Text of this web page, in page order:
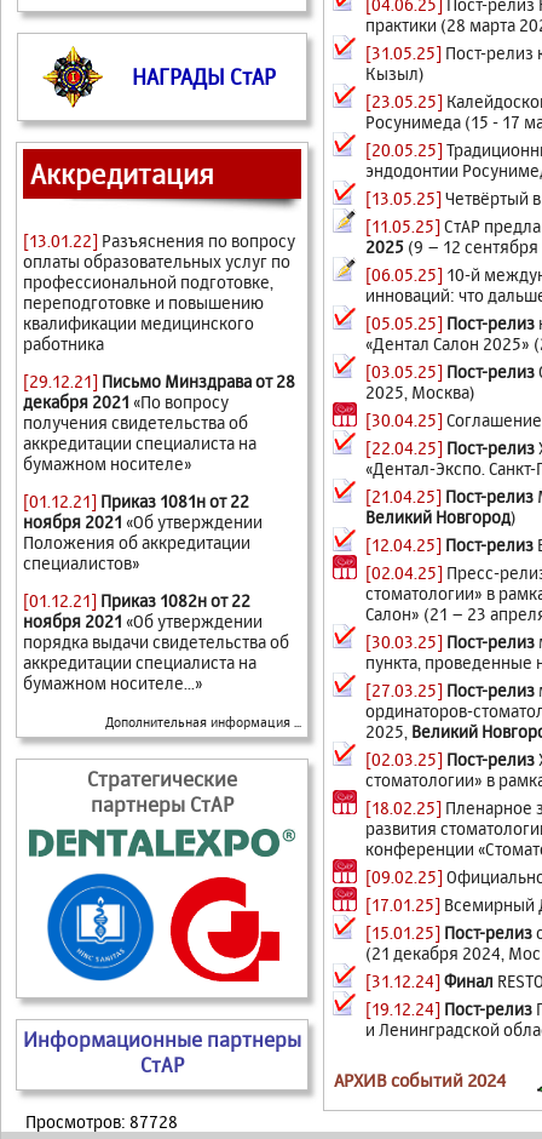
НАГРАДЫ СтАР
Аккредитация
[13.01.22] Разъяснения по вопросу
оплаты образовательных услуг по
профессиональной подготовке,
переподготовке и повышению
квалификации медицинского
работника
[29.12.21] Письмо Минздрава от 28
декабря 2021 «По вопросу
получения свидетельства об
аккредитации специалиста на
бумажном носителе»
[01.12.21] Приказ 1081н от 22
ноября 2021 «Об утверждении
Положения об аккредитации
специалистов»
[01.12.21] Приказ 1082н от 22
ноября 2021 «Об утверждении
порядка выдачи свидетельства об
аккредитации специалиста на
бумажном носителе...»
Дополнительная информация ...
Стратегические
партнеры СтАР
Информационные партнеры
СтАР
[04.06.25]
Пост-
практики (28 марта
[31.05.25] Пост-релиз
Кызыл)
[23.05.25]
Росунимеда (15 - 17
[20.05.25]
эндодонтии
[13.05.25]Четвёртый
[11.05.25]СтАР
2025 (9 – 12
[06.05.25] 10-й
инноваций: что
[05.05.25] Пост-релиз
«Дентал Салон 2025»
[03.05.25] Пост-релиз
2025, Москва)
[30.04.25]
[22.04.25] Пост-релиз
«Дентал-Экспо.
[21.04.25] Пост-релиз
Великий Новгород)
[12.04.25] Пост-релиз
[02.04.25] Пресс-
стоматологии» в
Салон» (21 – 23
[30.03.25] Пост-релиз
пункта, проведенные
[27.03.25] Пост-релиз
ординаторов-
2025, Великий
[02.03.25] Пост-релиз
стоматологии» в
[18.02.25] Пленарное
развития
конференции
[09.02.25]
[17.01.25] Всемирный
[15.01.25] Пост-релиз
(21 декабря 2024,
[31.12.24]Финал
[19.12.24] Пост-релиз
и Ленинградской
АРХИВ событий 2024
Просмотров: 87728